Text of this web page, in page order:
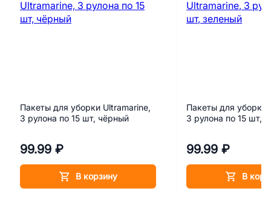
Пакеты для уборки Ultramarine,
3 рулона по 15 шт, чёрный
99.99 ₽
В корзину
Пакеты для уборки
3 рулона по 15 шт,
99.99 ₽
В